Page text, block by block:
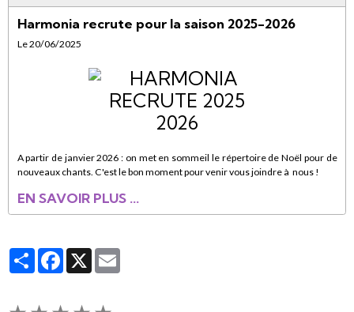
Harmonia recrute pour la saison 2025-2026
Le 20/06/2025
A partir de janvier 2026 : on met en sommeil le répertoire de Noël pour de
nouveaux chants. C'est le bon moment pour venir vous joindre à nous !
EN SAVOIR PLUS ...
PartagerFacebook
X